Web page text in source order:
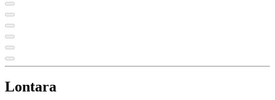
Lontara